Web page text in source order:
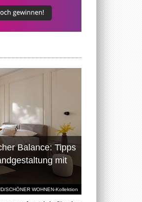
SCHÖNER WOHNEN-Kollektion
Balance: Tipps
mit